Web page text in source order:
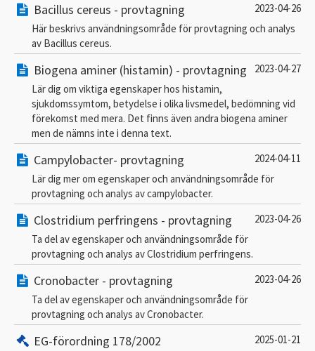
Bacillus cereus - provtagning
2023-04-26
Här beskrivs användningsområde för provtagning och analys
av Bacillus cereus.
Biogena aminer (histamin) - provtagning
2023-04-27
Lär dig om viktiga egenskaper hos histamin,
sjukdomssymtom, betydelse i olika livsmedel, bedömning vid
förekomst med mera. Det finns även andra biogena aminer
men de nämns inte i denna text.
Campylobacter- provtagning
2024-04-11
Lär dig mer om egenskaper och användningsområde för
provtagning och analys av campylobacter.
Clostridium perfringens - provtagning
2023-04-26
Ta del av egenskaper och användningsområde för
provtagning och analys av Clostridium perfringens.
Cronobacter - provtagning
2023-04-26
Ta del av egenskaper och användningsområde för
provtagning och analys av Cronobacter.
EG-förordning 178/2002 2025-01-21